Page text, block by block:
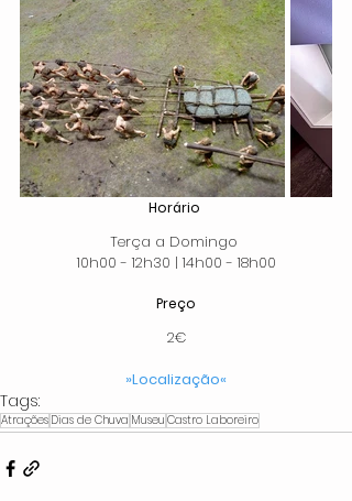
Horário
Terça a Domingo
10h00 - 12h30 | 14h00 - 18h00
Preço
2€
»Localização«
Tags:
AtraçõesDias de ChuvaMuseuCastro Laboreiro